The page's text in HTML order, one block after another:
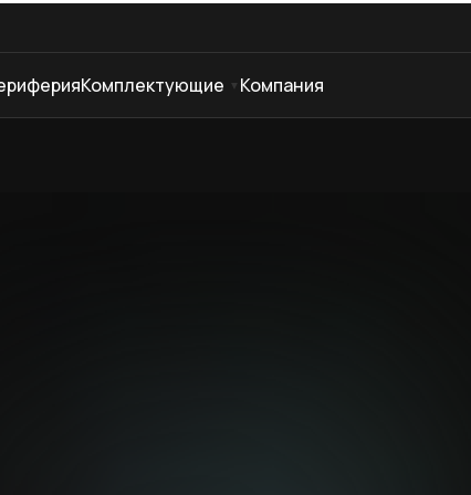
Комплектующие Компания